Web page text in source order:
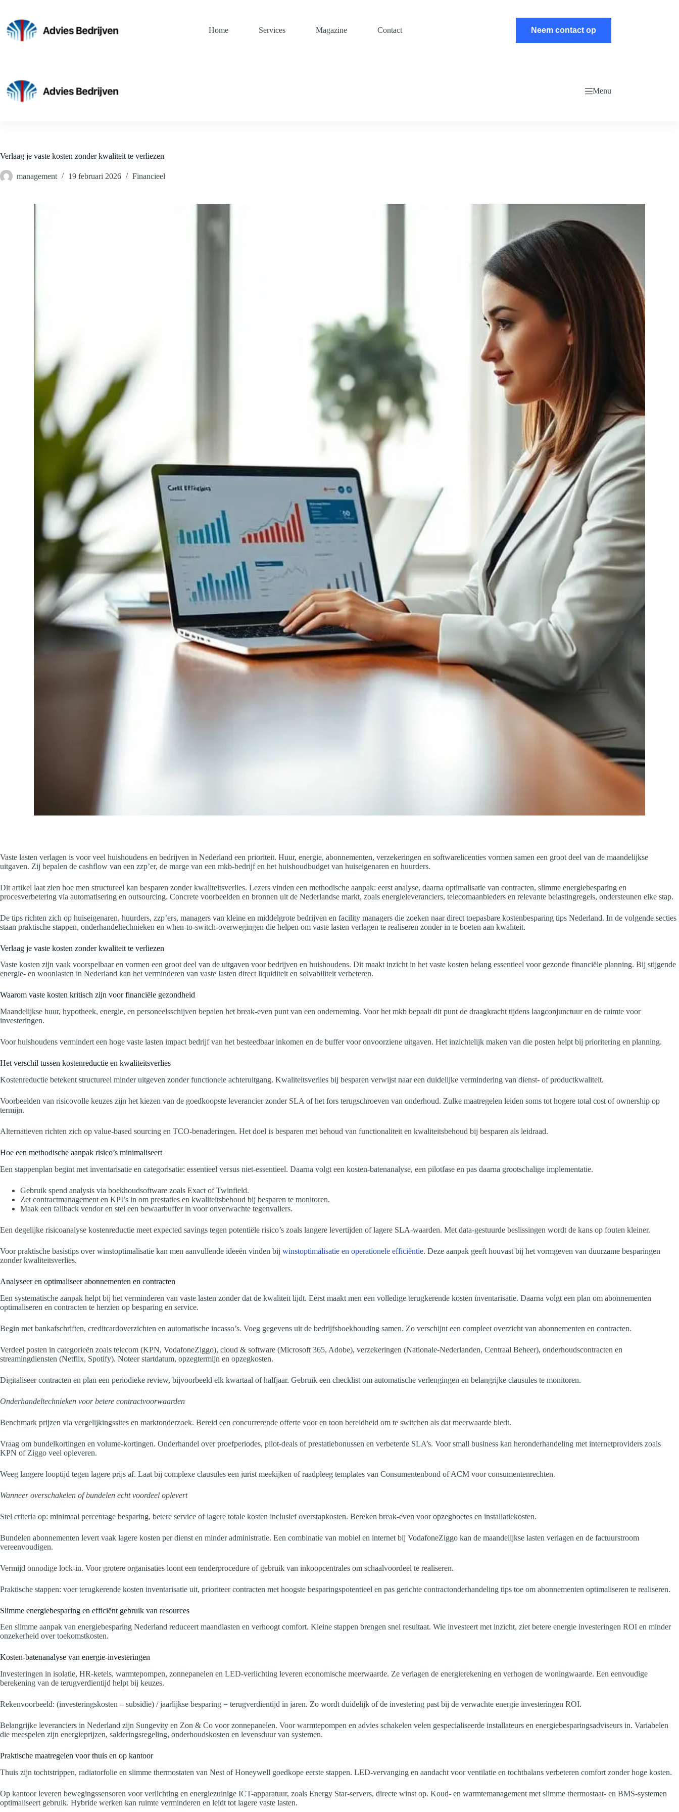
inhoud
Home Services Magazine Contact Neem contact op
Menu
Verlaag je vaste kosten zonder kwaliteit te verliezen
management 19 februari 2026 Financieel
Vaste lasten verlagen is voor veel huishoudens en bedrijven in Nederland een prioriteit. Huur, energie, abonnementen, verzekeringen en softwarelicenties vormen samen een groot deel van de maandelijkse
uitgaven. Zij bepalen de cashflow van een zzp’er, de marge van een mkb-bedrijf en het huishoudbudget van huiseigenaren en huurders.
Dit artikel laat zien hoe men structureel kan besparen zonder kwaliteitsverlies. Lezers vinden een methodische aanpak: eerst analyse, daarna optimalisatie van contracten, slimme energiebesparing en
procesverbetering via automatisering en outsourcing. Concrete voorbeelden en bronnen uit de Nederlandse markt, zoals energieleveranciers, telecomaanbieders en relevante belastingregels, ondersteunen elke stap.
De tips richten zich op huiseigenaren, huurders, zzp’ers, managers van kleine en middelgrote bedrijven en facility managers die zoeken naar direct toepasbare kostenbesparing tips Nederland. In de volgende secties
staan praktische stappen, onderhandeltechnieken en when-to-switch-overwegingen die helpen om vaste lasten verlagen te realiseren zonder in te boeten aan kwaliteit.
Verlaag je vaste kosten zonder kwaliteit te verliezen
Vaste kosten zijn vaak voorspelbaar en vormen een groot deel van de uitgaven voor bedrijven en huishoudens. Dit maakt inzicht in het vaste kosten belang essentieel voor gezonde financiële planning. Bij stijgende
energie- en woonlasten in Nederland kan het verminderen van vaste lasten direct liquiditeit en solvabiliteit verbeteren.
Waarom vaste kosten kritisch zijn voor financiële gezondheid
Maandelijkse huur, hypotheek, energie, en personeelsschijven bepalen het break-even punt van een onderneming. Voor het mkb bepaalt dit punt de draagkracht tijdens laagconjunctuur en de ruimte voor
investeringen.
Voor huishoudens vermindert een hoge vaste lasten impact bedrijf van het besteedbaar inkomen en de buffer voor onvoorziene uitgaven. Het inzichtelijk maken van die posten helpt bij prioritering en planning.
Het verschil tussen kostenreductie en kwaliteitsverlies
Kostenreductie betekent structureel minder uitgeven zonder functionele achteruitgang. Kwaliteitsverlies bij besparen verwijst naar een duidelijke vermindering van dienst- of productkwaliteit.
Voorbeelden van risicovolle keuzes zijn het kiezen van de goedkoopste leverancier zonder SLA of het fors terugschroeven van onderhoud. Zulke maatregelen leiden soms tot hogere total cost of ownership op
termijn.
Alternatieven richten zich op value-based sourcing en TCO-benaderingen. Het doel is besparen met behoud van functionaliteit en kwaliteitsbehoud bij besparen als leidraad.
Hoe een methodische aanpak risico’s minimaliseert
Een stappenplan begint met inventarisatie en categorisatie: essentieel versus niet-essentieel. Daarna volgt een kosten-batenanalyse, een pilotfase en pas daarna grootschalige implementatie.
Gebruik spend analysis via boekhoudsoftware zoals Exact of Twinfield.
Zet contractmanagement en KPI’s in om prestaties en kwaliteitsbehoud bij besparen te monitoren.
Maak een fallback vendor en stel een bewaarbuffer in voor onverwachte tegenvallers.
Een degelijke risicoanalyse kostenreductie meet expected savings tegen potentiële risico’s zoals langere levertijden of lagere SLA-waarden. Met data-gestuurde beslissingen wordt de kans op fouten kleiner.
Voor praktische basistips over winstoptimalisatie kan men aanvullende ideeën vinden bij winstoptimalisatie en operationele efficiëntie. Deze aanpak geeft houvast bij het vormgeven van duurzame besparingen
zonder kwaliteitsverlies.
Analyseer en optimaliseer abonnementen en contracten
Een systematische aanpak helpt bij het verminderen van vaste lasten zonder dat de kwaliteit lijdt. Eerst maakt men een volledige terugkerende kosten inventarisatie. Daarna volgt een plan om abonnementen
optimaliseren en contracten te herzien op besparing en service.
Begin met bankafschriften, creditcardoverzichten en automatische incasso’s. Voeg gegevens uit de bedrijfsboekhouding samen. Zo verschijnt een compleet overzicht van abonnementen en contracten.
Verdeel posten in categorieën zoals telecom (KPN, VodafoneZiggo), cloud & software (Microsoft 365, Adobe), verzekeringen (Nationale-Nederlanden, Centraal Beheer), onderhoudscontracten en
streamingdiensten (Netflix, Spotify). Noteer startdatum, opzegtermijn en opzegkosten.
Digitaliseer contracten en plan een periodieke review, bijvoorbeeld elk kwartaal of halfjaar. Gebruik een checklist om automatische verlengingen en belangrijke clausules te monitoren.
Onderhandeltechnieken voor betere contractvoorwaarden
Benchmark prijzen via vergelijkingssites en marktonderzoek. Bereid een concurrerende offerte voor en toon bereidheid om te switchen als dat meerwaarde biedt.
Vraag om bundelkortingen en volume-kortingen. Onderhandel over proefperiodes, pilot-deals of prestatiebonussen en verbeterde SLA’s. Voor small business kan heronderhandeling met internetproviders zoals
KPN of Ziggo veel opleveren.
Weeg langere looptijd tegen lagere prijs af. Laat bij complexe clausules een jurist meekijken of raadpleeg templates van Consumentenbond of ACM voor consumentenrechten.
Wanneer overschakelen of bundelen echt voordeel oplevert
Stel criteria op: minimaal percentage besparing, betere service of lagere totale kosten inclusief overstapkosten. Bereken break-even voor opzegboetes en installatiekosten.
Bundelen abonnementen levert vaak lagere kosten per dienst en minder administratie. Een combinatie van mobiel en internet bij VodafoneZiggo kan de maandelijkse lasten verlagen en de factuurstroom
vereenvoudigen.
Vermijd onnodige lock-in. Voor grotere organisaties loont een tenderprocedure of gebruik van inkoopcentrales om schaalvoordeel te realiseren.
Praktische stappen: voer terugkerende kosten inventarisatie uit, prioriteer contracten met hoogste besparingspotentieel en pas gerichte contractonderhandeling tips toe om abonnementen optimaliseren te realiseren.
Slimme energiebesparing en efficiënt gebruik van resources
Een slimme aanpak van energiebesparing Nederland reduceert maandlasten en verhoogt comfort. Kleine stappen brengen snel resultaat. Wie investeert met inzicht, ziet betere energie investeringen ROI en minder
onzekerheid over toekomstkosten.
Kosten-batenanalyse van energie-investeringen
Investeringen in isolatie, HR-ketels, warmtepompen, zonnepanelen en LED-verlichting leveren economische meerwaarde. Ze verlagen de energierekening en verhogen de woningwaarde. Een eenvoudige
berekening van de terugverdientijd helpt bij keuzes.
Rekenvoorbeeld: (investeringskosten – subsidie) / jaarlijkse besparing = terugverdientijd in jaren. Zo wordt duidelijk of de investering past bij de verwachte energie investeringen ROI.
Belangrijke leveranciers in Nederland zijn Sungevity en Zon & Co voor zonnepanelen. Voor warmtepompen en advies schakelen velen gespecialiseerde installateurs en energiebesparingsadviseurs in. Variabelen
die meespelen zijn energieprijzen, salderingsregeling, onderhoudskosten en levensduur van systemen.
Praktische maatregelen voor thuis en op kantoor
Thuis zijn tochtstrippen, radiatorfolie en slimme thermostaten van Nest of Honeywell goedkope eerste stappen. LED-vervanging en aandacht voor ventilatie en tochtbalans verbeteren comfort zonder hoge kosten.
Op kantoor leveren bewegingssensoren voor verlichting en energiezuinige ICT-apparatuur, zoals Energy Star-servers, directe winst op. Koud- en warmtemanagement met slimme thermostaat- en BMS-systemen
optimaliseert gebruik. Hybride werken kan ruimte verminderen en leidt tot lagere vaste lasten.